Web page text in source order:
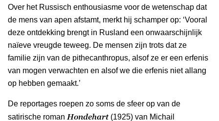
Over het Russisch enthousiasme voor de wetenschap dat
de mens van apen afstamt, merkt hij schamper op: ‘Vooral
deze ontdekking brengt in Rusland een onwaarschijnlijk
naïeve vreugde teweeg. De mensen zijn trots dat ze
familie zijn van de pithecanthropus, alsof ze er een erfenis
van mogen verwachten en alsof we die erfenis niet allang
op hebben gemaakt.’
De reportages roepen zo soms de sfeer op van de
satirische roman Hondehart(1925) van Michail